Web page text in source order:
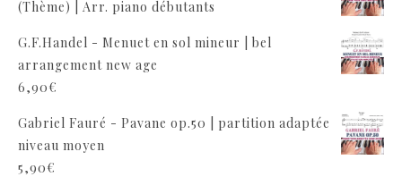
(Thème) | Arr. piano débutants
G.F.Handel - Menuet en sol mineur | bel
arrangement new age
6,90€
Gabriel Fauré - Pavane op.50 | partition adaptée
niveau moyen
5,90€